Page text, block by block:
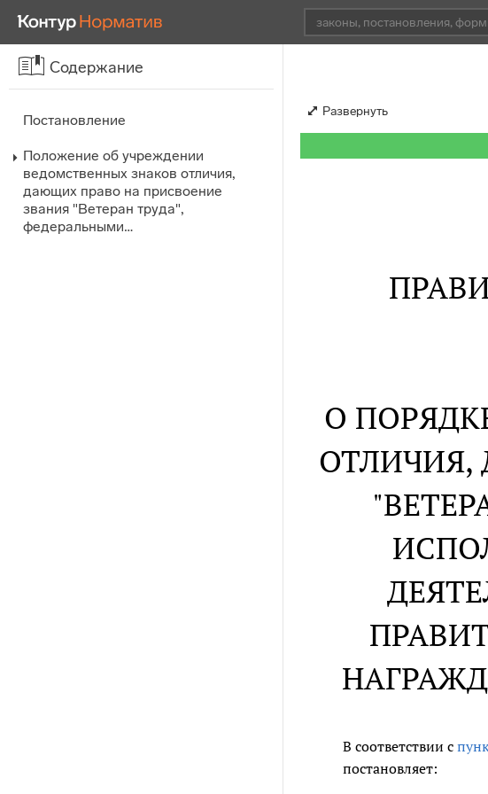
Содержание
Постановление
Положение об учреждении
ведомственных знаков отличия,
дающих право на присвоение
звания "Ветеран труда",
федеральными…
Развернуть
О
ОТЛИЧИЯ,
В соответствии с
постановляет: